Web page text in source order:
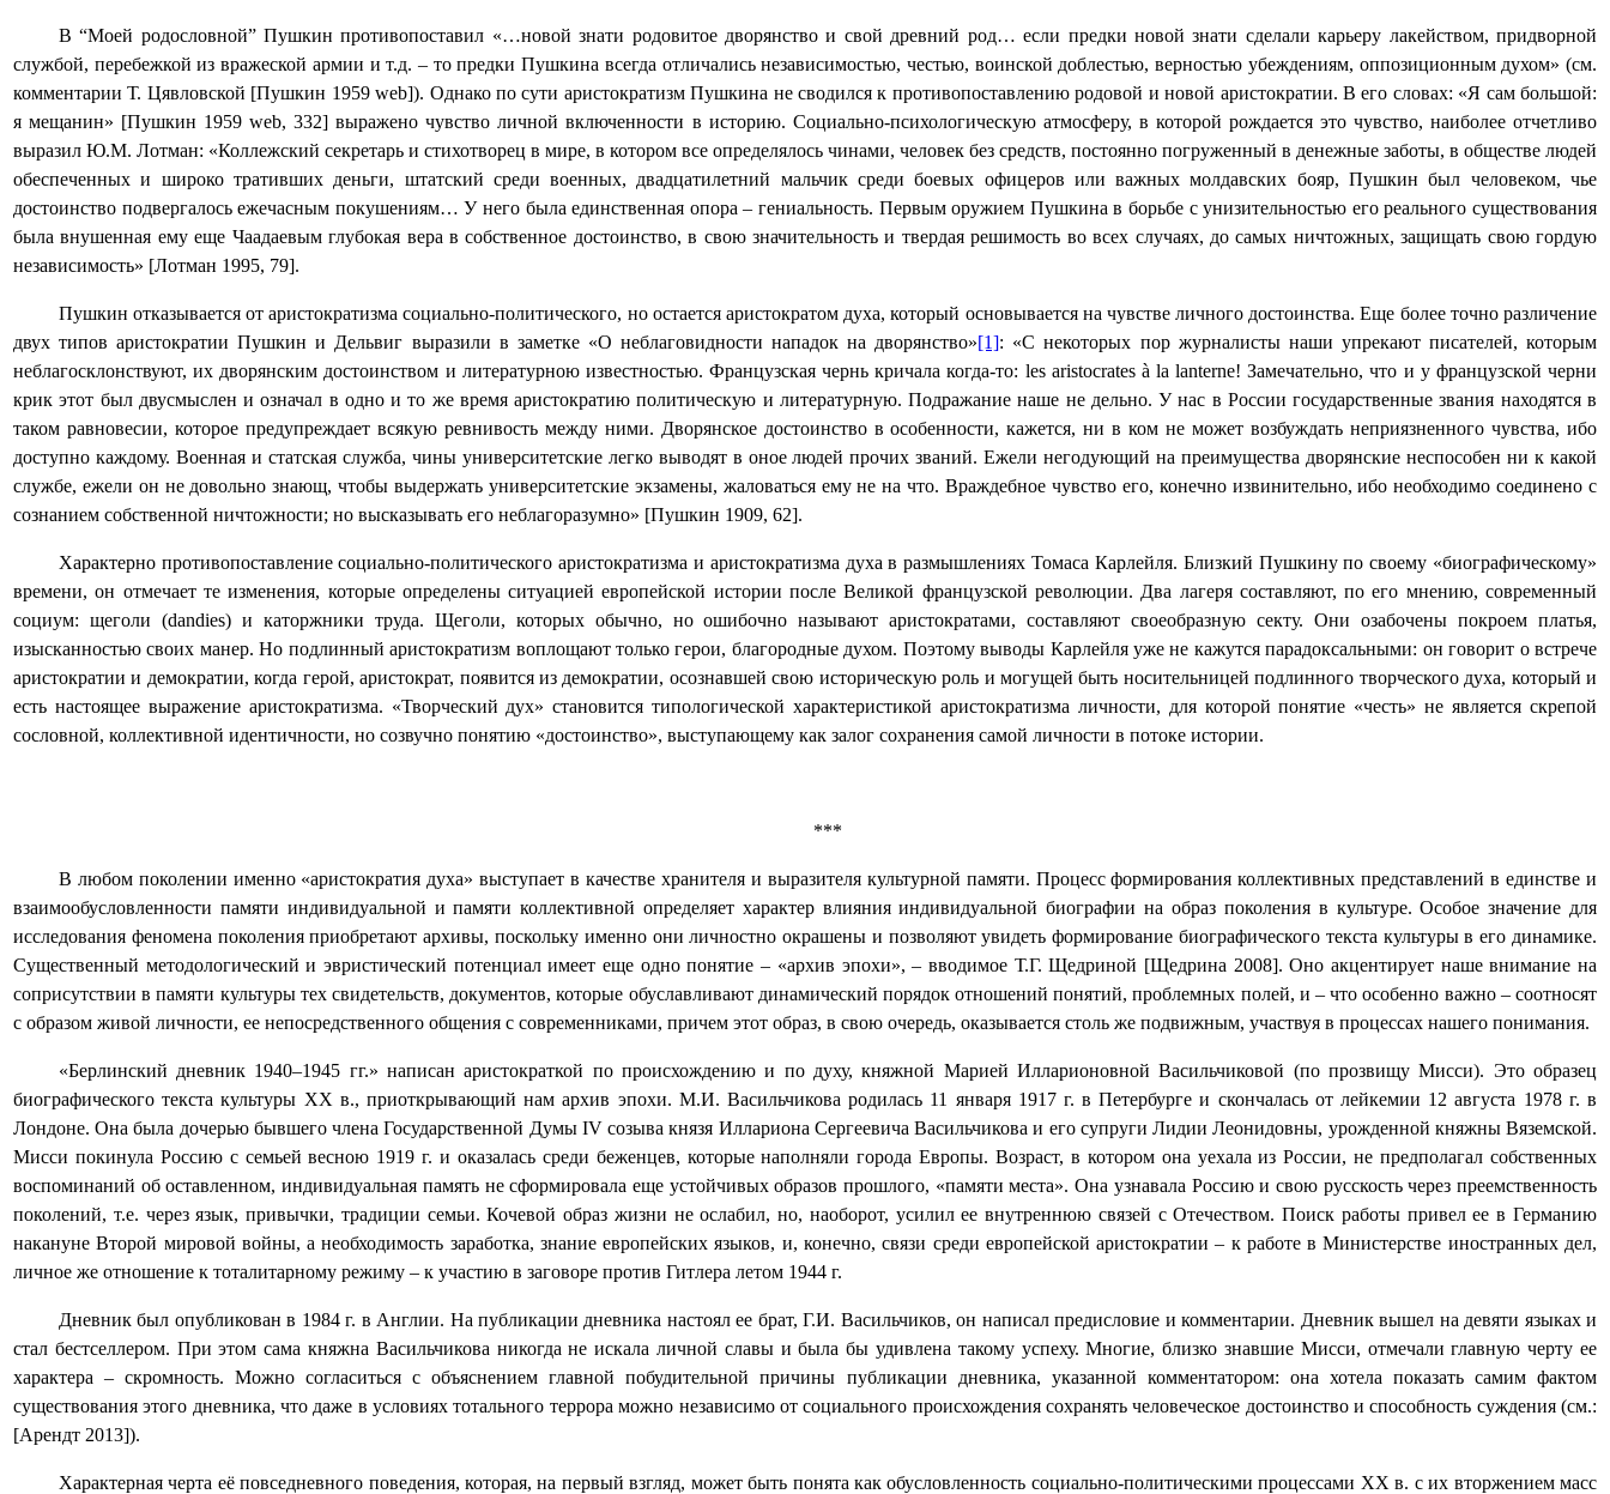
В “Моей родословной” Пушкин противопоставил «…новой знати родовитое дворянство и свой древний род… если предки новой знати сделали карьеру лакейством, придворной
службой, перебежкой из вражеской армии и т.д. – то предки Пушкина всегда отличались независимостью, честью, воинской доблестью, верностью убеждениям, оппозиционным духом» (см.
комментарии Т. Цявловской [Пушкин 1959web]). Однако по сути аристократизм Пушкина не сводился к противопоставлению родовой и новой аристократии. В его словах: «Я сам большой:
я мещанин» [Пушкин 1959web, 332] выражено чувство личной включенности в историю. Социально-психологическую атмосферу, в которой рождается это чувство, наиболее отчетливо
выразил Ю.М. Лотман: «Коллежский секретарь и стихотворец в мире, в котором все определялось чинами, человек без средств, постоянно погруженный в денежные заботы, в обществе людей
обеспеченных и широко тративших деньги, штатский среди военных, двадцатилетний мальчик среди боевых офицеров или важных молдавских бояр, Пушкин был человеком, чье
достоинство подвергалось ежечасным покушениям… У него была единственная опора – гениальность. Первым оружием Пушкина в борьбе с унизительностью его реального существования
была внушенная ему еще Чаадаевым глубокая вера в собственное достоинство, в свою значительность и твердая решимость во всех случаях, до самых ничтожных, защищать свою гордую
независимость» [Лотман 1995, 79].
Пушкин отказывается от аристократизма социально-политического, но остается аристократом духа, который основывается на чувстве личного достоинства. Еще более точно различение
двух типов аристократии Пушкин и Дельвиг выразили в заметке «О неблаговидности нападок на дворянство»[1]: «С некоторых пор журналисты наши упрекают писателей, которым
неблагосклонствуют, их дворянским достоинством и литературною известностью. Французская чернь кричала когда-то: les aristocrates à la lanterne!Замечательно, что и у французской черни
крик этот был двусмыслен и означал в одно и то же время аристократию политическую и литературную. Подражание наше не дельно. У нас в России государственные звания находятся в
таком равновесии, которое предупреждает всякую ревнивость между ними. Дворянское достоинство в особенности, кажется, ни в ком не может возбуждать неприязненного чувства, ибо
доступно каждому. Военная и статская служба, чины университетские легко выводят в оное людей прочих званий. Ежели негодующий на преимущества дворянские неспособен ни к какой
службе, ежели он не довольно знающ, чтобы выдержать университетские экзамены, жаловаться ему не на что. Враждебное чувство его, конечно извинительно, ибо необходимо соединено с
сознанием собственной ничтожности; но высказывать его неблагоразумно» [Пушкин 1909, 62].
Характерно противопоставление социально-политического аристократизма и аристократизма духа в размышлениях Томаса Карлейля. Близкий Пушкину по своему «биографическому»
времени, он отмечает те изменения, которые определены ситуацией европейской истории после Великой французской революции. Два лагеря составляют, по его мнению, современный
социум: щеголи (dandies) и каторжники труда. Щеголи, которых обычно, но ошибочно называют аристократами, составляют своеобразную секту. Они озабочены покроем платья,
изысканностью своих манер. Но подлинный аристократизм воплощают только герои, благородные духом. Поэтому выводы Карлейля уже не кажутся парадоксальными: он говорит о встрече
аристократии и демократии, когда герой, аристократ, появится из демократии, осознавшей свою историческую роль и могущей быть носительницей подлинного творческого духа, который и
есть настоящее выражение аристократизма. «Творческий дух» становится типологической характеристикой аристократизма личности, для которой понятие «честь» не является скрепой
сословной, коллективной идентичности, но созвучно понятию «достоинство», выступающему как залог сохранения самой личности в потоке истории.
***
В любом поколении именно «аристократия духа» выступает в качестве хранителя и выразителя культурной памяти. Процесс формирования коллективных представлений в единстве и
взаимообусловленности памяти индивидуальной и памяти коллективной определяет характер влияния индивидуальной биографии на образ поколения в культуре. Особое значение для
исследования феномена поколения приобретают архивы, поскольку именно они личностно окрашены и позволяют увидеть формирование биографического текста культуры в его динамике.
Существенный методологический и эвристический потенциал имеет еще одно понятие – «архив эпохи», – вводимое Т.Г. Щедриной [Щедрина 2008]. Оно акцентирует наше внимание на
соприсутствии в памяти культуры тех свидетельств, документов, которые обуславливают динамический порядок отношений понятий, проблемных полей, и – что особенно важно – соотносят
с образом живой личности, ее непосредственного общения с современниками, причем этот образ, в свою очередь, оказывается столь же подвижным, участвуя в процессах нашего понимания.
«Берлинский дневник 1940–1945 гг.» написан аристократкой по происхождению и по духу, княжной Марией Илларионовной Васильчиковой (по прозвищу Мисси). Это образец
биографического текста культуры ХХ в., приоткрывающий нам архив эпохи. М.И. Васильчикова родилась 11 января 1917 г. в Петербурге и скончалась от лейкемии 12 августа 1978 г. в
Лондоне. Она была дочерью бывшего члена Государственной Думы IV созыва князя Иллариона Сергеевича Васильчикова и его супруги Лидии Леонидовны, урожденной княжны Вяземской.
Мисси покинула Россию с семьей весною 1919 г. и оказалась среди беженцев, которые наполняли города Европы. Возраст, в котором она уехала из России, не предполагал собственных
воспоминаний об оставленном, индивидуальная память не сформировала еще устойчивых образов прошлого, «памяти места». Она узнавала Россию и свою русскость через преемственность
поколений, т.е. через язык, привычки, традиции семьи. Кочевой образ жизни не ослабил, но, наоборот, усилил ее внутреннюю связей с Отечеством. Поиск работы привел ее в Германию
накануне Второй мировой войны, а необходимость заработка, знание европейских языков, и, конечно, связи среди европейской аристократии – к работе в Министерстве иностранных дел,
личное же отношение к тоталитарному режиму – к участию в заговоре против Гитлера летом 1944 г.
Дневник был опубликован в 1984 г. в Англии. На публикации дневника настоял ее брат, Г.И. Васильчиков, он написал предисловие и комментарии. Дневник вышел на девяти языках и
стал бестселлером. При этом сама княжна Васильчикова никогда не искала личной славы и была бы удивлена такому успеху. Многие, близко знавшие Мисси, отмечали главную черту ее
характера – скромность. Можно согласиться с объяснением главной побудительной причины публикации дневника, указанной комментатором: она хотела показать самим фактом
существования этого дневника, что даже в условиях тотального террора можно независимо от социального происхождения сохранять человеческое достоинство и способность суждения (см.:
[Арендт 2013]).
Характерная черта её повседневного поведения, которая, на первый взгляд, может быть понята как обусловленность социально-политическими процессами ХХ в. с их вторжением масс